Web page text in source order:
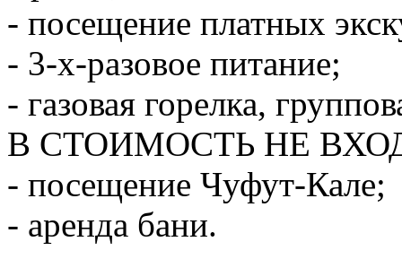
- посещение платных
- 3-х-разовое питание;
- газовая горелка,
В СТОИМОСТЬ НЕ
- посещение Чуфут-Кале;
- аренда бани.